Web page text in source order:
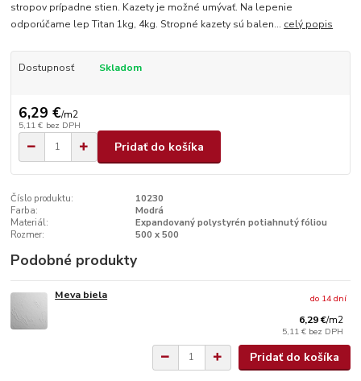
stropov prípadne stien. Kazety je možné umývať. Na lepenie
odporúčame lep Titan 1kg, 4kg. Stropné kazety sú balen... celý popis
Dostupnosť Skladom
6,29 €/m2
5,11 € bez DPH
Pridať do košíka
Číslo produktu:
10230
Farba:
Modrá
Materiál:
Expandovaný polystyrén potiahnutý fóliou
Rozmer:
500 x 500
Podobné produkty
Meva biela
6,29 €/m2
5,11 € bez DPH
do 14 dní
Pridať do košíka